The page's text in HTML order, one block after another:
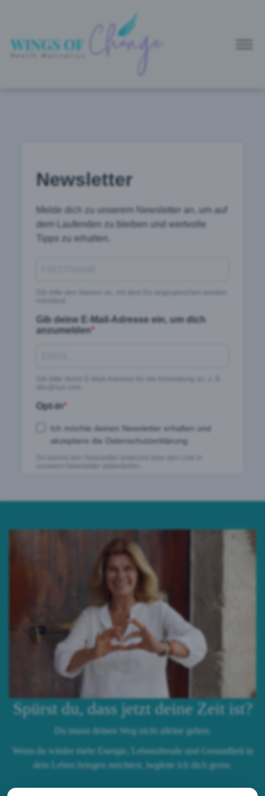
Spürst du, dass jetzt deine Zeit ist?
Du musst deinen Weg nicht alleine gehen.
Wenn du wieder mehr Energie, Lebensfreude und Gesundheit in
dein Leben bringen möchtest, begleite ich dich gerne.